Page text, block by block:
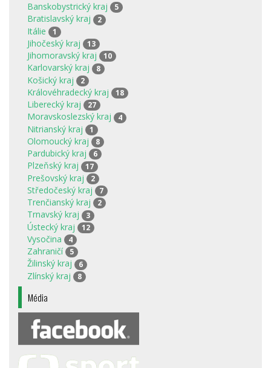
Banskobystrický kraj 5
Bratislavský kraj 2
Itálie 1
Jihočeský kraj 13
Jihomoravský kraj 10
Karlovarský kraj 8
Košický kraj 2
Královéhradecký kraj 18
Liberecký kraj 27
Moravskoslezský kraj 4
Nitrianský kraj 1
Olomoucký kraj 8
Pardubický kraj 6
Plzeňský kraj 17
Prešovský kraj 2
Středočeský kraj 7
Trenčianský kraj 2
Trnavský kraj 3
Ústecký kraj 12
Vysočina 4
Zahraničí 5
Žilinský kraj 6
Zlínský kraj 8
Média